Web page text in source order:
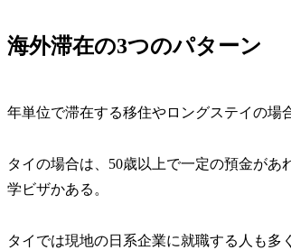
海外滞在の3つのパターン
年単位で滞在する移住やロングステイの場
タイの場合は、50歳以上で一定の預金が
学ビザかある。
タイでは現地の日系企業に就職する人も多